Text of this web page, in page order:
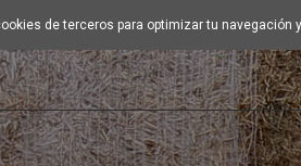
de terceros para optimizar tu